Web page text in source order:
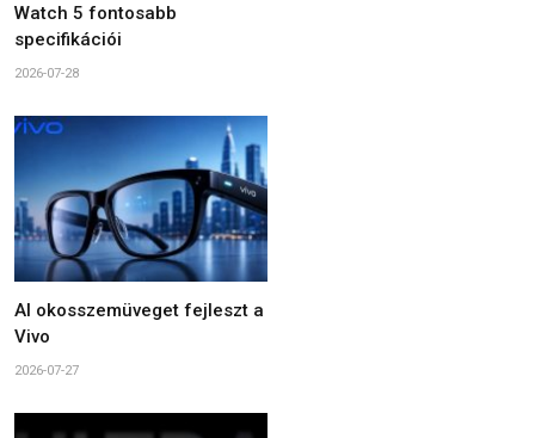
Watch 5 fontosabb
specifikációi
2026-07-28
AI okosszemüveget fejleszt a
Vivo
2026-07-27